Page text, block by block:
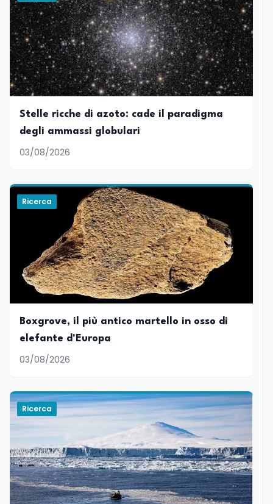
Stelle ricche di azoto: cade il paradigma
degli ammassi globulari
03/08/2026
Ricerca
Boxgrove, il più antico martello in osso di
elefante d'Europa
03/08/2026
Ricerca